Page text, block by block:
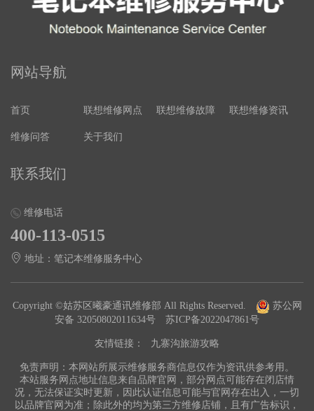
网站导航
首页 联想维修网点 联想维修故障 联想维修资讯
维修问答 关于我们
联系我们
维修电话
400-113-0515
地址：笔记本维修服务中心
Copyright ©姑苏区曦豪通讯维修部 All Rights Reserved.
苏公网
安备 32050802011634号
苏ICP备2022047861号
友情链接： 九寨沟旅游攻略
免责声明：本网站所展示维修服务商信息仅作为资讯供参考用。
本站服务网点地址信息来自品牌官网，部分网点可能存在闭店情
况，无法保证实时更新，因此认证信息可能与官网存在出入，一切
以品牌官网为准；除此外的均为第三方维修店铺，且有广告标识，